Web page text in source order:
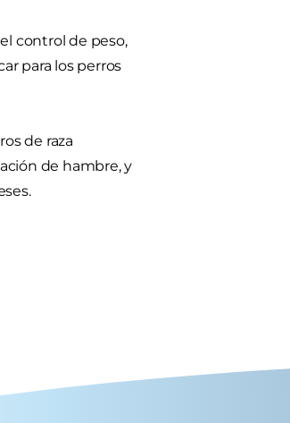
control de peso,
para los perros
de raza
de hambre, y